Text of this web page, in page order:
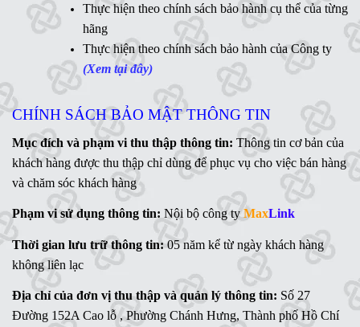
. Linh - 0902 700 727
Mr. Ngữ - 0783 362 416
Thực hiện theo chính sách bảo hành cụ thể của từng
hãng
Thực hiện theo chính sách bảo hành của Công ty
(Xem tại đây)
CHÍNH SÁCH BẢO MẬT THÔNG TIN
Mục đích và phạm vi thu thập thông tin: Thông tin cơ bản của
khách hàng được thu thập chỉ dùng để phục vụ cho việc bán hàng
và chăm sóc khách hàng
Phạm vi sử dụng thông tin: Nội bộ công tyMaxLink
Thời gian lưu trữ thông tin:05 năm kể từ ngày khách hàng
không liên lạc
Địa chỉ của đơn vị thu thập và quản lý thông tin: Số 27
Đường 152A Cao lỗ , Phường Chánh Hưng, Thành phố Hồ Chí